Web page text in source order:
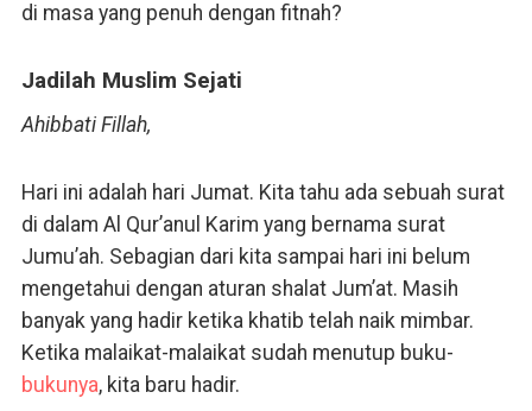
di masa yang penuh dengan fitnah?
Jadilah Muslim Sejati
Ahibbati Fillah,
Hari ini adalah hari Jumat. Kita tahu ada sebuah surat
di dalam Al Qur’anul Karim yang bernama surat
Jumu’ah. Sebagian dari kita sampai hari ini belum
mengetahui dengan aturan shalat Jum’at. Masih
banyak yang hadir ketika khatib telah naik mimbar.
Ketika malaikat-malaikat sudah menutup buku-
bukunya, kita baru hadir.